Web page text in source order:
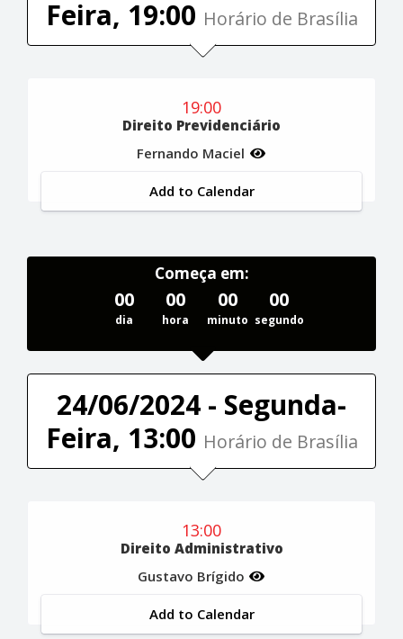
Feira, 19:00 Horário de Brasília
19:00
Direito Previdenciário
Fernando Maciel
Add to Calendar
Começa em:
00
dia
00
hora
00
minuto
00
segundo
24/06/2024 - Segunda-
Feira, 13:00 Horário de Brasília
13:00
Direito Administrativo
Gustavo Brígido
Add to Calendar